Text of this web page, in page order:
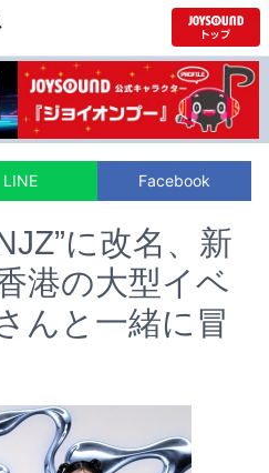
LINE Facebook
に改名、新
港の大型イベ
んと一緒に冒